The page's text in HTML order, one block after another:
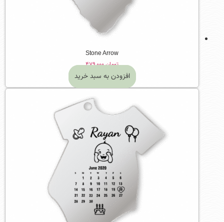
Stone Arrow
تومان۴۷۹,۰۰۰
افزودن به سبد خرید